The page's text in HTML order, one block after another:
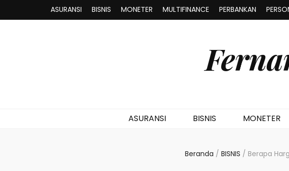
ASURANSI BISNIS MONETER MULTIFINANCE PERBANKAN
ASURANSI BISNIS MONETER
Beranda / BISNIS / Berapa